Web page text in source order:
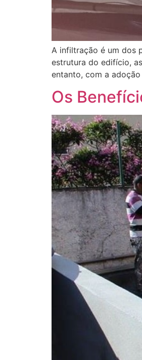
A infiltração é um dos
estrutura do edifício,
entanto, com a
Os